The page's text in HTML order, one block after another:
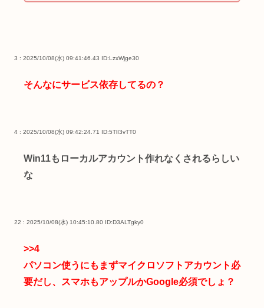
3 : 2025/10/08(水) 09:41:46.43 ID:LzxWjge30
そんなにサービス依存してるの？
4 : 2025/10/08(水) 09:42:24.71 ID:5TlI3vTT0
Win11もローカルアカウント作れなくされるらしい
な
22 : 2025/10/08(水) 10:45:10.80 ID:D3ALTgky0
>>4
パソコン使うにもまずマイクロソフトアカウント必
要だし、スマホもアップルかGoogle必須でしょ？